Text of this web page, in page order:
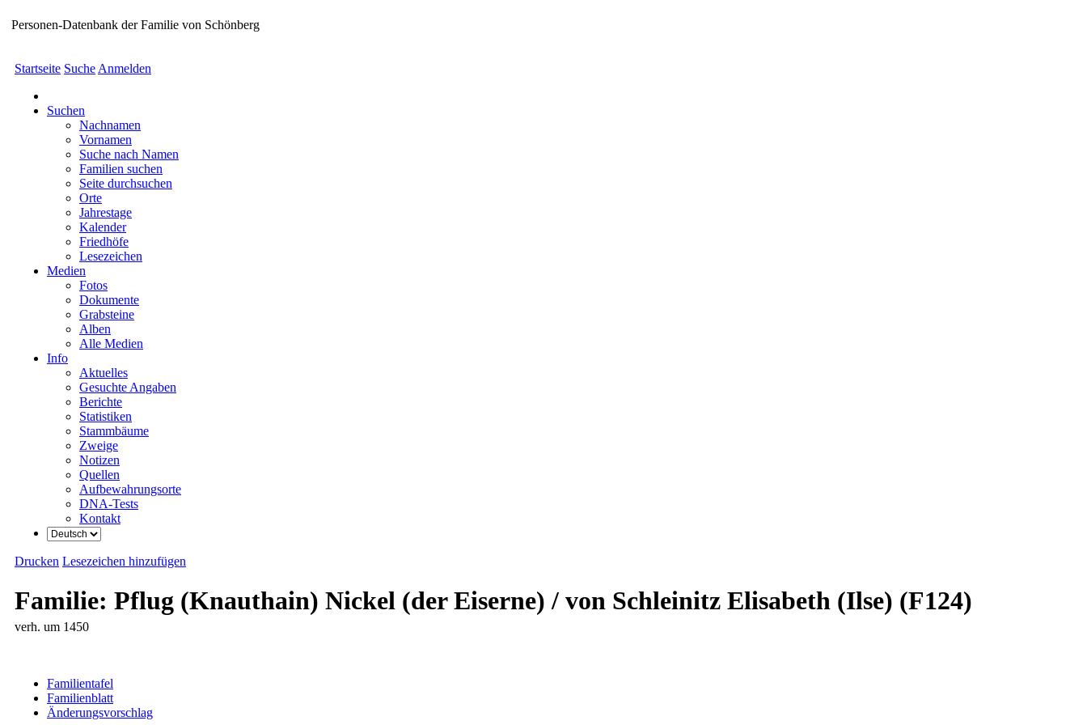
Personen-Datenbank der Familie von Schönberg
Startseite Suche Anmelden
Suchen
Nachnamen
Vornamen
Suche nach Namen
Familien suchen
Seite durchsuchen
Orte
Jahrestage
Kalender
Friedhöfe
Lesezeichen
Medien
Fotos
Dokumente
Grabsteine
Alben
Alle Medien
Info
Aktuelles
Gesuchte Angaben
Berichte
Statistiken
Stammbäume
Zweige
Notizen
Quellen
Aufbewahrungsorte
DNA-Tests
Kontakt
Drucken Lesezeichen hinzufügen
Familie: Pflug (Knauthain) Nickel (der Eiserne) / von Schleinitz Elisabeth (Ilse) (F124)
verh. um 1450
Familientafel
Familienblatt
Änderungsvorschlag